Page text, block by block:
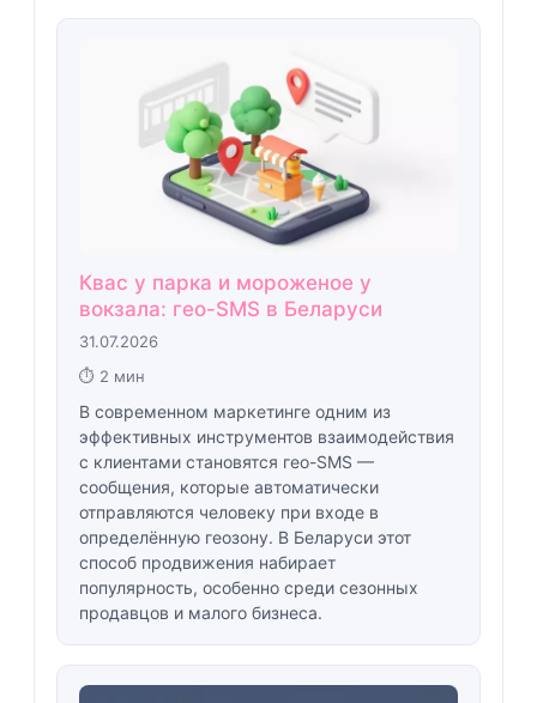
Квас у парка и мороженое у
вокзала: гео-SMS в Беларуси
31.07.2026
⏱ 2 мин
В современном маркетинге одним из
эффективных инструментов взаимодействия
с клиентами становятся гео-SMS —
сообщения, которые автоматически
отправляются человеку при входе в
определённую геозону. В Беларуси этот
способ продвижения набирает
популярность, особенно среди сезонных
продавцов и малого бизнеса.